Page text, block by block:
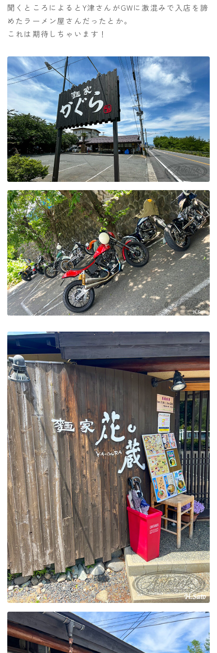
聞くところによるとY津さんがGWに激混みで入店を諦
めたラーメン屋さんだったとか。
これは期待しちゃいます！